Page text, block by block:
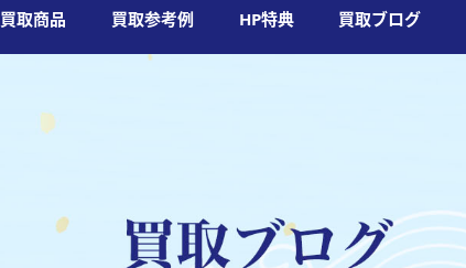
買取商品 買取参考例 HP特典 買取ブログ